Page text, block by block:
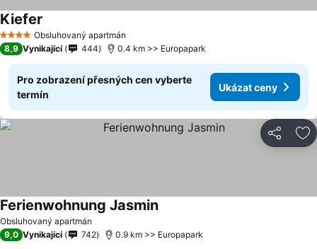
4 Počet hvězdiček
Obsluhovaný apartmán
Kiefer
8,9 Vynikající 444 0.4 km >> Europapark
Pro zobrazení přesných cen vyberte
termín
Ukázat ceny
Sdílet
Obsluhovaný apartmán
Ferienwohnung Jasmin
9,0 Vynikající 742 0.9 km >> Europapark